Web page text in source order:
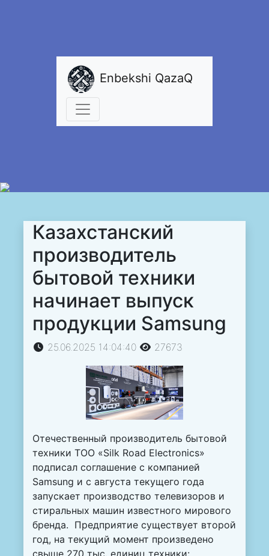
Enbekshi QazaQ
Казахстанский
производитель
бытовой техники
начинает выпуск
продукции Samsung
25.06.2025 14:04:40 27673
Отечественный производитель бытовой
техники ТОО «Silk Road Electronics»
подписал соглашение с компанией
Samsung и с августа текущего года
запускает производство телевизоров и
стиральных машин известного мирового
бренда. Предприятие существует второй
год, на текущий момент произведено